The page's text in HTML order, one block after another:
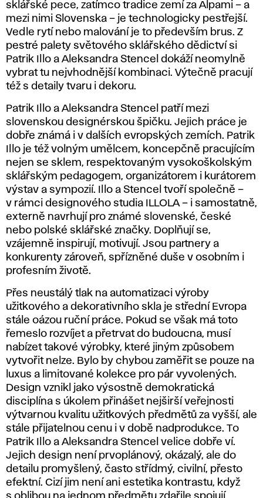
sklářské pece, zatímco tradice zemí za Alpami – a
mezi nimi Slovenska – je technologicky pestřejší.
Vedle rytí nebo malování je to především brus. Z
pestré palety světového sklářského dědictví si
Patrik Illo a Aleksandra Stencel dokáží neomylně
vybrat tu nejvhodnější kombinaci. Výtečně pracují
též s detaily tvaru i dekoru.
Patrik Illo a Aleksandra Stencel patří mezi
slovenskou designérskou špičku. Jejich práce je
dobře známá i v dalších evropských zemích. Patrik
Illo je též volným umělcem, koncepčně pracujícím
nejen se sklem, respektovaným vysokoškolským
sklářským pedagogem, organizátorem i kurátorem
výstav a sympozií. Illo a Stencel tvoří společně –
v rámci designového studia ILLOLA – i samostatně,
externě navrhují pro známé slovenské, české
nebo polské sklářské značky. Doplňují se,
vzájemně inspirují, motivují. Jsou partnery a
konkurenty zároveň, spřízněné duše v osobním i
profesním životě.
Přes neustálý tlak na automatizaci výroby
užitkového a dekorativního skla je střední Evropa
stále oázou ruční práce. Pokud se však má toto
řemeslo rozvíjet a přetrvat do budoucna, musí
nabízet takové výrobky, které jiným způsobem
vytvořit nelze. Bylo by chybou zaměřit se pouze na
luxus a limitované kolekce pro pár vyvolených.
Design vznikl jako výsostně demokratická
disciplína s úkolem přinášet nejširší veřejnosti
výtvarnou kvalitu užitkových předmětů za vyšší, ale
stále přijatelnou cenu i v době nadprodukce. To
Patrik Illo a Aleksandra Stencel velice dobře ví.
Jejich design není prvoplánový, okázalý, ale do
detailu promyšlený, často střídmý, civilní, přesto
efektní. Cizí jim není ani estetika kontrastu, když